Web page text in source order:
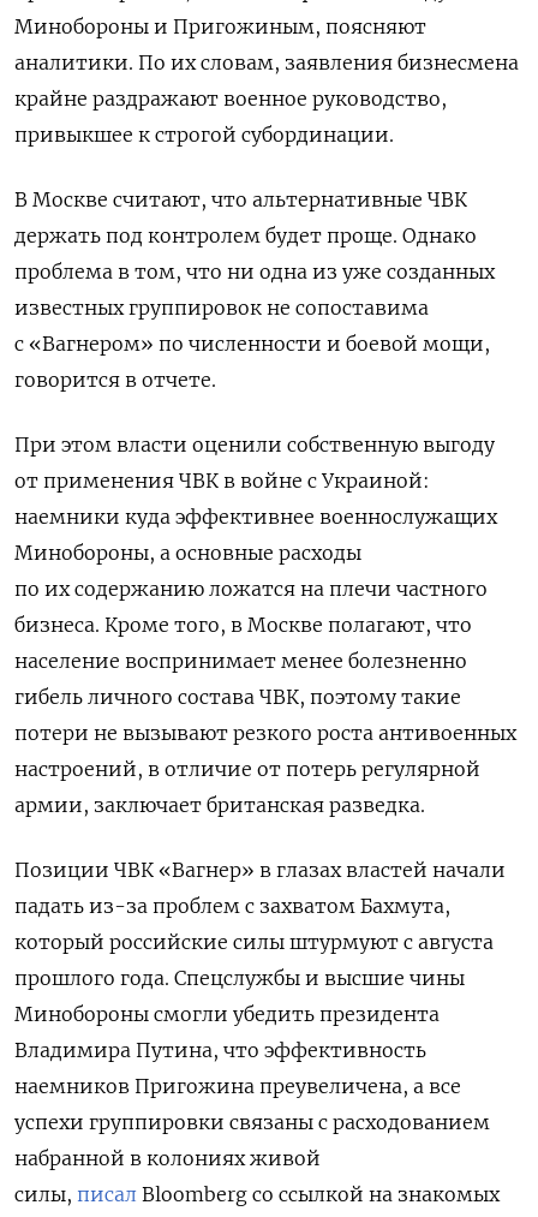
Минобороны и Пригожиным, поясняют
аналитики. По их словам, заявления бизнесмена
крайне раздражают военное руководство,
привыкшее к строгой субординации.
В Москве считают, что альтернативные ЧВК
держать под контролем будет проще. Однако
проблема в том, что ни одна из уже созданных
известных группировок не сопоставима
с «Вагнером» по численности и боевой мощи,
говорится в отчете.
При этом власти оценили собственную выгоду
от применения ЧВК в войне с Украиной:
наемники куда эффективнее военнослужащих
Минобороны, а основные расходы
по их содержанию ложатся на плечи частного
бизнеса. Кроме того, в Москве полагают, что
население воспринимает менее болезненно
гибель личного состава ЧВК, поэтому такие
потери не вызывают резкого роста антивоенных
настроений, в отличие от потерь регулярной
армии, заключает британская разведка.
Позиции ЧВК «Вагнер» в глазах властей начали
падать из-за проблем с захватом Бахмута,
который российские силы штурмуют с августа
прошлого года. Спецслужбы и высшие чины
Минобороны смогли убедить президента
Владимира Путина, что эффективность
наемников Пригожина преувеличена, а все
успехи группировки связаны с расходованием
набранной в колониях живой
силы, писал Bloomberg со ссылкой на знакомых